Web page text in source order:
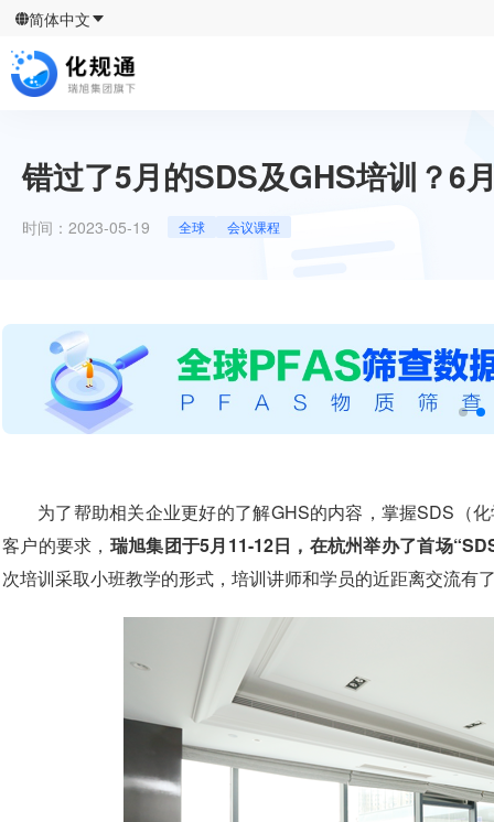
简体中文
错过了5月的SDS及GHS培训？6
时间： 2023-05-19 全球 会议课程
为了帮助相关企业更好的了解GHS的内容，掌握SDS（
客户的要求， 瑞旭集团于5月11-12日，在杭州举办了首场
次培训采取小班教学的形式，培训讲师和学员的近距离交流有